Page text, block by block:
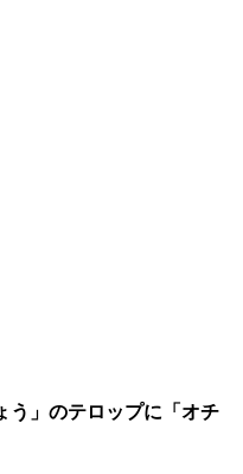
う」のテロップに「オチ